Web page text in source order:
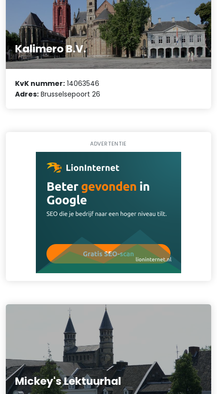
Kalimero B.V.
KvK nummer: 14063546
Adres: Brusselsepoort 26
ADVERTENTIE
Mickey's Lektuurhal